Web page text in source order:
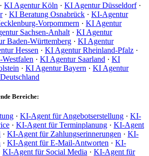
· KI Agentur Köln · KI Agentur Düsseldorf·
· KI Beratung Osnabrück · KI-Agentur
Vorpommern · KI Agentur
Sachsen-Anhalt · KI Agentur
Baden-Württemberg · KI Agentur
Hessen · KI Agentur Rheinland-Pfalz ·
· KI Agentur Saarland · KI
· KI Agentur Bayern · KI Agentur
Bereiche:
· KI-Agent für Angebotserstellung · KI-
· KI-Agent für Terminplanung · KI-Agent
· KI-Agent für Zahlungserinnerungen · KI-
· KI-Agent für E-Mail-Antworten · KI-
KI-Agent für Social Media · KI-Agent für